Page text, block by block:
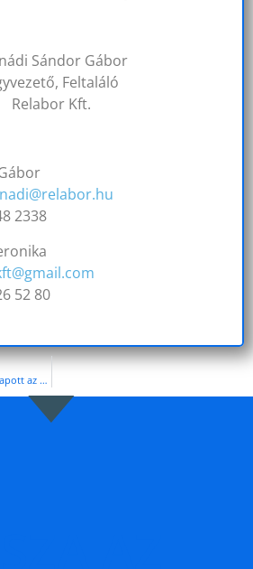
Sándor Gábor
Feltaláló
Relabor Kft.
2338
52 80
Miniszteri elismerést kapott az esztergomi Via-Bona Foglalkozatási Nonprofit Kft!